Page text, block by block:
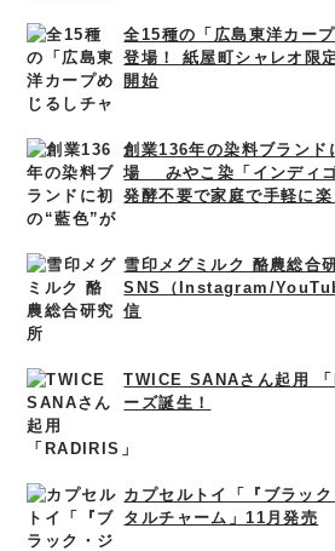
全15種の「広島東洋カー
登場！ 紙屋町シャレオ限
開始
創業136年の染料ブランド
場 みやこ染「インディ
発酵不要で家庭で手軽に
雪印メグミルク 酪農総合
SNS（Instagram/
信
TWICE SANAさん起用
ーズ誕生！
カプセルトイ「『ブラッ
タルチャーム」11月発売